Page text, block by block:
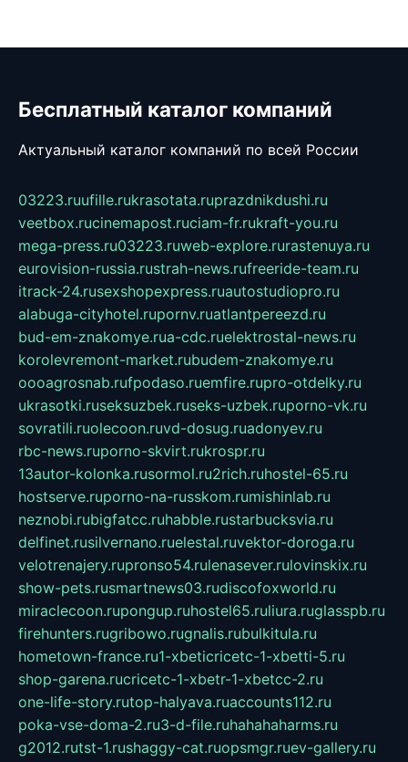
Бесплатный каталог компаний
Актуальный каталог компаний по всей России
03223.ruufille.rukrasotata.ruprazdnikdushi.ru
veetbox.rucinemapost.ruciam-fr.rukraft-you.ru
mega-press.ru03223.ruweb-explore.rurastenuya.ru
eurovision-russia.rustrah-news.rufreeride-team.ru
itrack-24.rusexshopexpress.ruautostudiopro.ru
alabuga-cityhotel.rupornv.ruatlantpereezd.ru
bud-em-znakomye.rua-cdc.ruelektrostal-news.ru
korolevremont-market.rubudem-znakomye.ru
oooagrosnab.rufpodaso.ruemfire.rupro-otdelky.ru
ukrasotki.ruseksuzbek.ruseks-uzbek.ruporno-vk.ru
sovratili.ruolecoon.ruvd-dosug.ruadonyev.ru
rbc-news.ruporno-skvirt.rukrospr.ru
13autor-kolonka.rusormol.ru2rich.ruhostel-65.ru
hostserve.ruporno-na-russkom.rumishinlab.ru
neznobi.rubigfatcc.ruhabble.rustarbucksvia.ru
delfinet.rusilvernano.ruelestal.ruvektor-doroga.ru
velotrenajery.rupronso54.rulenasever.rulovinskix.ru
show-pets.rusmartnews03.rudiscofoxworld.ru
miraclecoon.rupongup.ruhostel65.ruliura.ruglasspb.ru
firehunters.rugribowo.rugnalis.rubulkitula.ru
hometown-france.ru1-xbeticricetc-1-xbetti-5.ru
shop-garena.rucricetc-1-xbetr-1-xbetcc-2.ru
one-life-story.rutop-halyava.ruaccounts112.ru
poka-vse-doma-2.ru3-d-file.ruhahahaharms.ru
g2012.rutst-1.rushaggy-cat.ruopsmgr.ruev-gallery.ru